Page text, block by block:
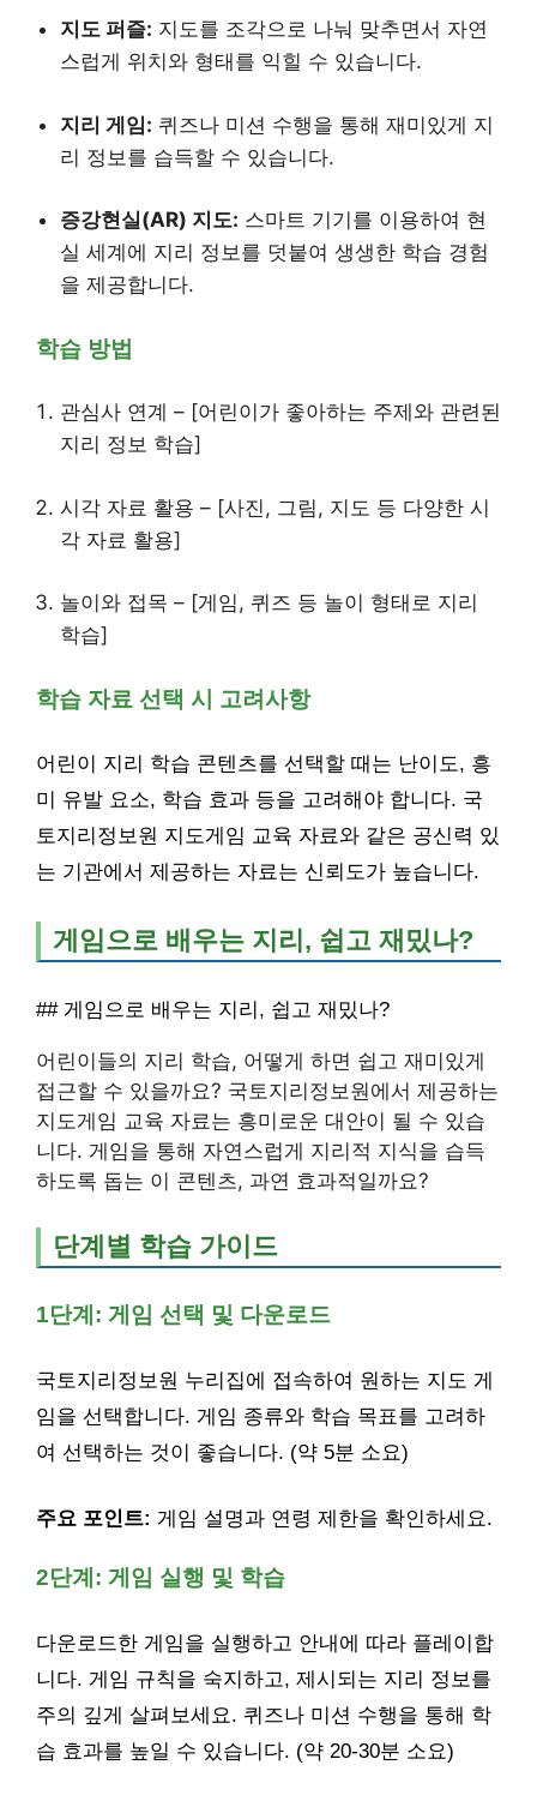
지도 퍼즐: 지도를 조각으로 나눠 맞추면서 자연
스럽게 위치와 형태를 익힐 수 있습니다.
지리 게임: 퀴즈나 미션 수행을 통해 재미있게 지
리 정보를 습득할 수 있습니다.
증강현실(AR) 지도: 스마트 기기를 이용하여 현
실 세계에 지리 정보를 덧붙여 생생한 학습 경험
을 제공합니다.
학습 방법
관심사 연계 – [어린이가 좋아하는 주제와 관련된
지리 정보 학습]
시각 자료 활용 – [사진, 그림, 지도 등 다양한 시
각 자료 활용]
놀이와 접목 – [게임, 퀴즈 등 놀이 형태로 지리
학습]
학습 자료 선택 시 고려사항
어린이 지리 학습 콘텐츠를 선택할 때는 난이도, 흥
미 유발 요소, 학습 효과 등을 고려해야 합니다. 국
토지리정보원 지도게임 교육 자료와 같은 공신력 있
는 기관에서 제공하는 자료는 신뢰도가 높습니다.
게임으로 배우는 지리, 쉽고 재밌나?
## 게임으로 배우는 지리, 쉽고 재밌나?
어린이들의 지리 학습, 어떻게 하면 쉽고 재미있게
접근할 수 있을까요? 국토지리정보원에서 제공하는
지도게임 교육 자료는 흥미로운 대안이 될 수 있습
니다. 게임을 통해 자연스럽게 지리적 지식을 습득
하도록 돕는 이 콘텐츠, 과연 효과적일까요?
단계별 학습 가이드
1단계: 게임 선택 및 다운로드
국토지리정보원 누리집에 접속하여 원하는 지도 게
임을 선택합니다. 게임 종류와 학습 목표를 고려하
여 선택하는 것이 좋습니다. (약 5분 소요)
주요 포인트: 게임 설명과 연령 제한을 확인하세요.
2단계: 게임 실행 및 학습
다운로드한 게임을 실행하고 안내에 따라 플레이합
니다. 게임 규칙을 숙지하고, 제시되는 지리 정보를
주의 깊게 살펴보세요. 퀴즈나 미션 수행을 통해 학
습 효과를 높일 수 있습니다. (약 20-30분 소요)